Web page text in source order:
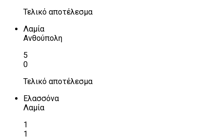
Τελικό αποτέλεσμα
Λαμία
Ανθούπολη
5
0
Τελικό αποτέλεσμα
Ελασσόνα
Λαμία
1
1